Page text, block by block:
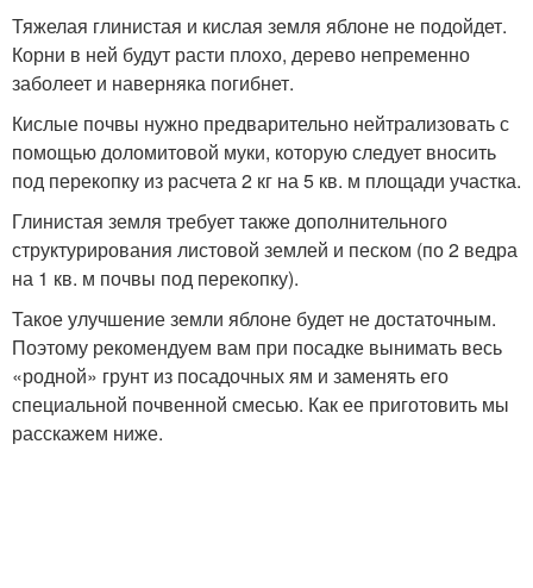
Тяжелая глинистая и кислая земля яблоне не подойдет.
Корни в ней будут расти плохо, дерево непременно
заболеет и наверняка погибнет.
Кислые почвы нужно предварительно нейтрализовать с
помощью доломитовой муки, которую следует вносить
под перекопку из расчета 2 кг на 5 кв. м площади участка.
Глинистая земля требует также дополнительного
структурирования листовой землей и песком (по 2 ведра
на 1 кв. м почвы под перекопку).
Такое улучшение земли яблоне будет не достаточным.
Поэтому рекомендуем вам при посадке вынимать весь
«родной» грунт из посадочных ям и заменять его
специальной почвенной смесью. Как ее приготовить мы
расскажем ниже.